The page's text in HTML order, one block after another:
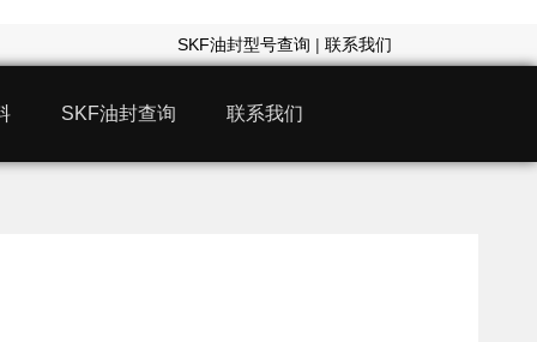
SKF油封型号查询 |联系我们
SKF油封查询 联系我们